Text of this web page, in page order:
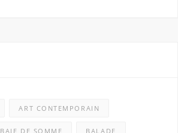
ART CONTEMPORAIN
BAIE DE SOMME BALADE